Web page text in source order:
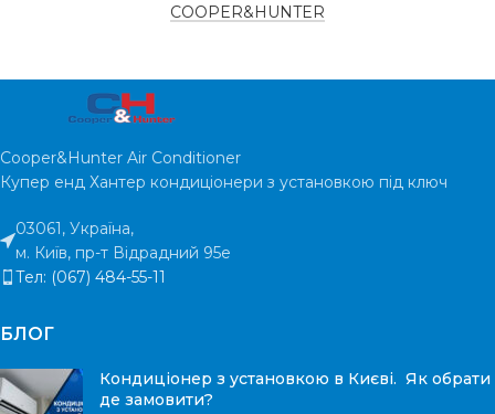
COOPER&HUNTER
Cooper&Hunter Air Conditioner
Купер енд Хантер кондиціонери з установкою під ключ
03061, Україна,
м. Київ, пр-т Відрадний 95е
Тел: (067) 484-55-11
БЛОГ
Кондиціонер з установкою в Києві. Як обрати
де замовити?